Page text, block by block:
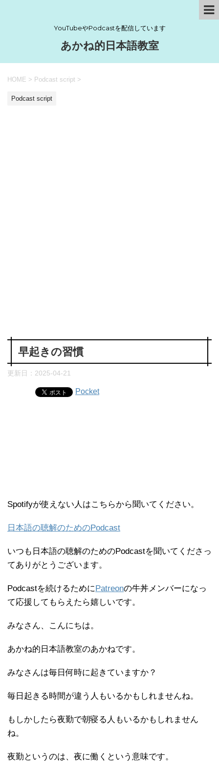
YouTubeやPodcastを配信しています
あかね的日本語教室
HOME > Podcast script >
Podcast script
早起きの習慣
更新日： 2025-04-21
Pocket
Spotifyが使えない人はこちらから聞いてください。
日本語の聴解のためのPodcast
いつも日本語の聴解のためのPodcastを聞いてくださっ
てありがとうございます。
Podcastを続けるためにPatreonの牛丼メンバーになっ
て応援してもらえたら嬉しいです。
みなさん、こんにちは。
あかね的日本語教室のあかねです。
みなさんは毎日何時に起きていますか？
毎日起きる時間が違う人もいるかもしれませんね。
もしかしたら夜勤で朝寝る人もいるかもしれません
ね。
夜勤というのは、夜に働くという意味です。